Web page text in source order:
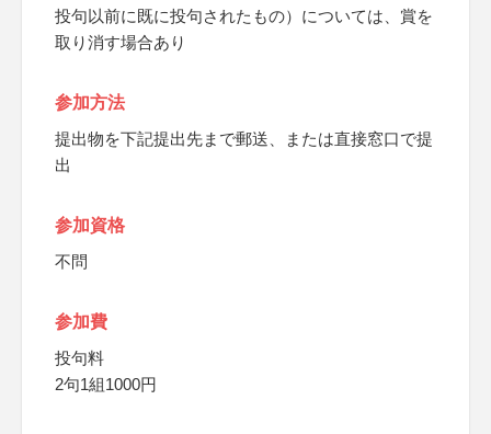
投句以前に既に投句されたもの）については、賞を
取り消す場合あり
参加方法
提出物を下記提出先まで郵送、または直接窓口で提
出
参加資格
不問
参加費
投句料
2句1組1000円